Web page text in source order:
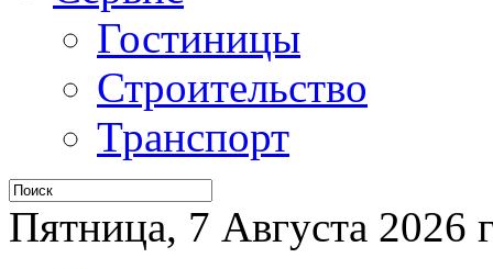
Гостиницы
Строительство
Транспорт
Пятница, 7 Августа 2026